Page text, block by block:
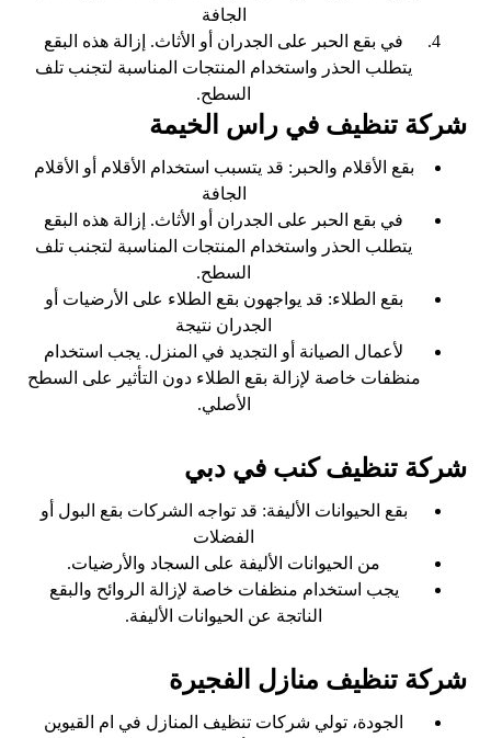
الجافة
في بقع الحبر على الجدران أو الأثاث. إزالة هذه البقع
يتطلب الحذر واستخدام المنتجات المناسبة لتجنب تلف
السطح.
شركة تنظيف في راس الخيمة
بقع الأقلام والحبر: قد يتسبب استخدام الأقلام أو الأقلام
الجافة
في بقع الحبر على الجدران أو الأثاث. إزالة هذه البقع
يتطلب الحذر واستخدام المنتجات المناسبة لتجنب تلف
السطح.
بقع الطلاء: قد يواجهون بقع الطلاء على الأرضيات أو
الجدران نتيجة
لأعمال الصيانة أو التجديد في المنزل. يجب استخدام
منظفات خاصة لإزالة بقع الطلاء دون التأثير على السطح
الأصلي.
شركة تنظيف كنب في دبي
بقع الحيوانات الأليفة: قد تواجه الشركات بقع البول أو
الفضلات
من الحيوانات الأليفة على السجاد والأرضيات.
يجب استخدام منظفات خاصة لإزالة الروائح والبقع
الناتجة عن الحيوانات الأليفة.
شركة تنظيف منازل الفجيرة
الجودة، تولي شركات تنظيف المنازل في ام القيوين